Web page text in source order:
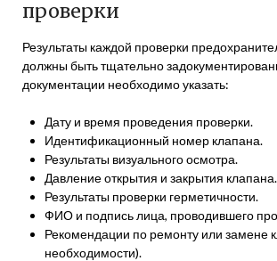
проверки
Результаты каждой проверки
должны быть тщательно
документации необходимо указать:
Дату и время проведения проверки.
Идентификационный номер клапана.
Результаты визуального осмотра.
Давление открытия и закрытия клапана.
Результаты проверки герметичности.
ФИО и подпись лица, проводившего
Рекомендации по ремонту или замене
необходимости).